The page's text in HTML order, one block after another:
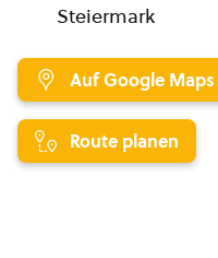
Steiermark
Auf Google
Route planen